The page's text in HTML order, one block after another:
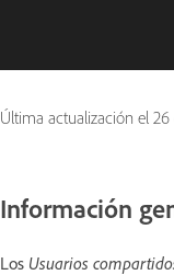
Última actualización el 26
Información
Los Usuarios